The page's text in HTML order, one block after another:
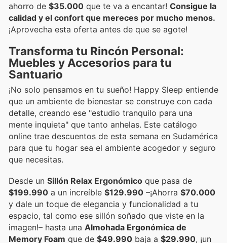
ahorro de $35.000 que te va a encantar! Consigue la
calidad y el confort que mereces por mucho menos.
¡Aprovecha esta oferta antes de que se agote!
Transforma tu Rincón Personal:
Muebles y Accesorios para tu
Santuario
¡No solo pensamos en tu sueño! Happy Sleep entiende
que un ambiente de bienestar se construye con cada
detalle, creando ese "estudio tranquilo para una
mente inquieta" que tanto anhelas. Este catálogo
online trae descuentos de esta semana en Sudamérica
para que tu hogar sea el ambiente acogedor y seguro
que necesitas.
Desde un Sillón Relax Ergonómico que pasa de
$199.990 a un increíble $129.990 –¡Ahorra $70.000
y dale un toque de elegancia y funcionalidad a tu
espacio, tal como ese sillón soñado que viste en la
imagen!– hasta una Almohada Ergonómica de
Memory Foam que de $49.990 baja a $29.990, ¡un